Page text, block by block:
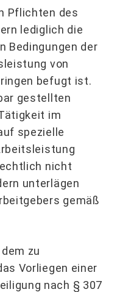
Pflichten des
lediglich die
Bedingungen der
von
befugt ist.
gestellten
im
spezielle
nicht
unterlägen
gemäß
zu
Vorliegen einer
nach § 307